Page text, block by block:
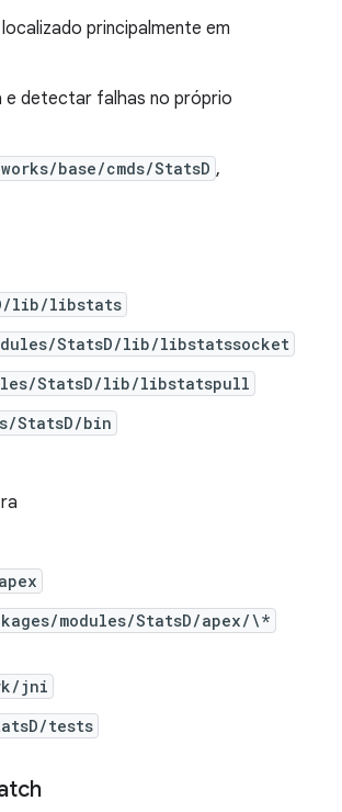
principalmente em
e detectar falhas no próprio
base/cmds/StatsD ,
lib/libstats
StatsD/lib/libstatssocket
StatsD/lib/libstatspull
StatsD/bin
modules/StatsD/apex/\*
jni
tests